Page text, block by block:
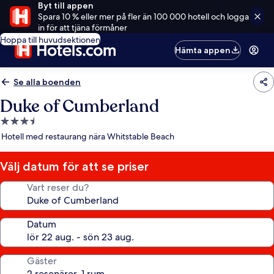
Byt till appen
Spara 10 % eller mer på fler än 100 000 hotell och logga
in för att tjäna förmåner
Hoppa till huvudsektionen
Hämta appen
Se alla boenden
Duke of Cumberland
3.5-
stjärnigt
Hotell med restaurang nära Whitstable Beach
Välj datum för att se priser
Vart reser du?
Datum
Gäster